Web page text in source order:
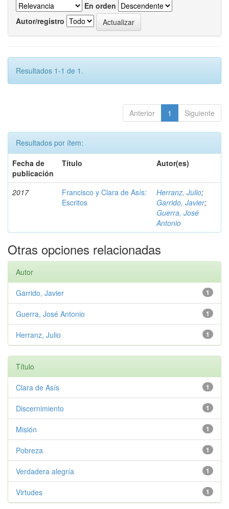
En orden
Autor/registro
Resultados 1-1 de 1.
Anterior 1 Siguiente
Resultados por ítem:
Fecha de
publicación
Título Autor(es)
2017
Francisco y Clara de Asís:
Escritos
Herranz, Julio;
Garrido, Javier;
Guerra, José
Antonio
Otras opciones relacionadas
Autor
1
Garrido, Javier
1
Guerra, José Antonio
1
Herranz, Julio
Título
1
Clara de Asís
1
Discernimiento
1
Misión
1
Pobreza
1
Verdadera alegría
1
Virtudes